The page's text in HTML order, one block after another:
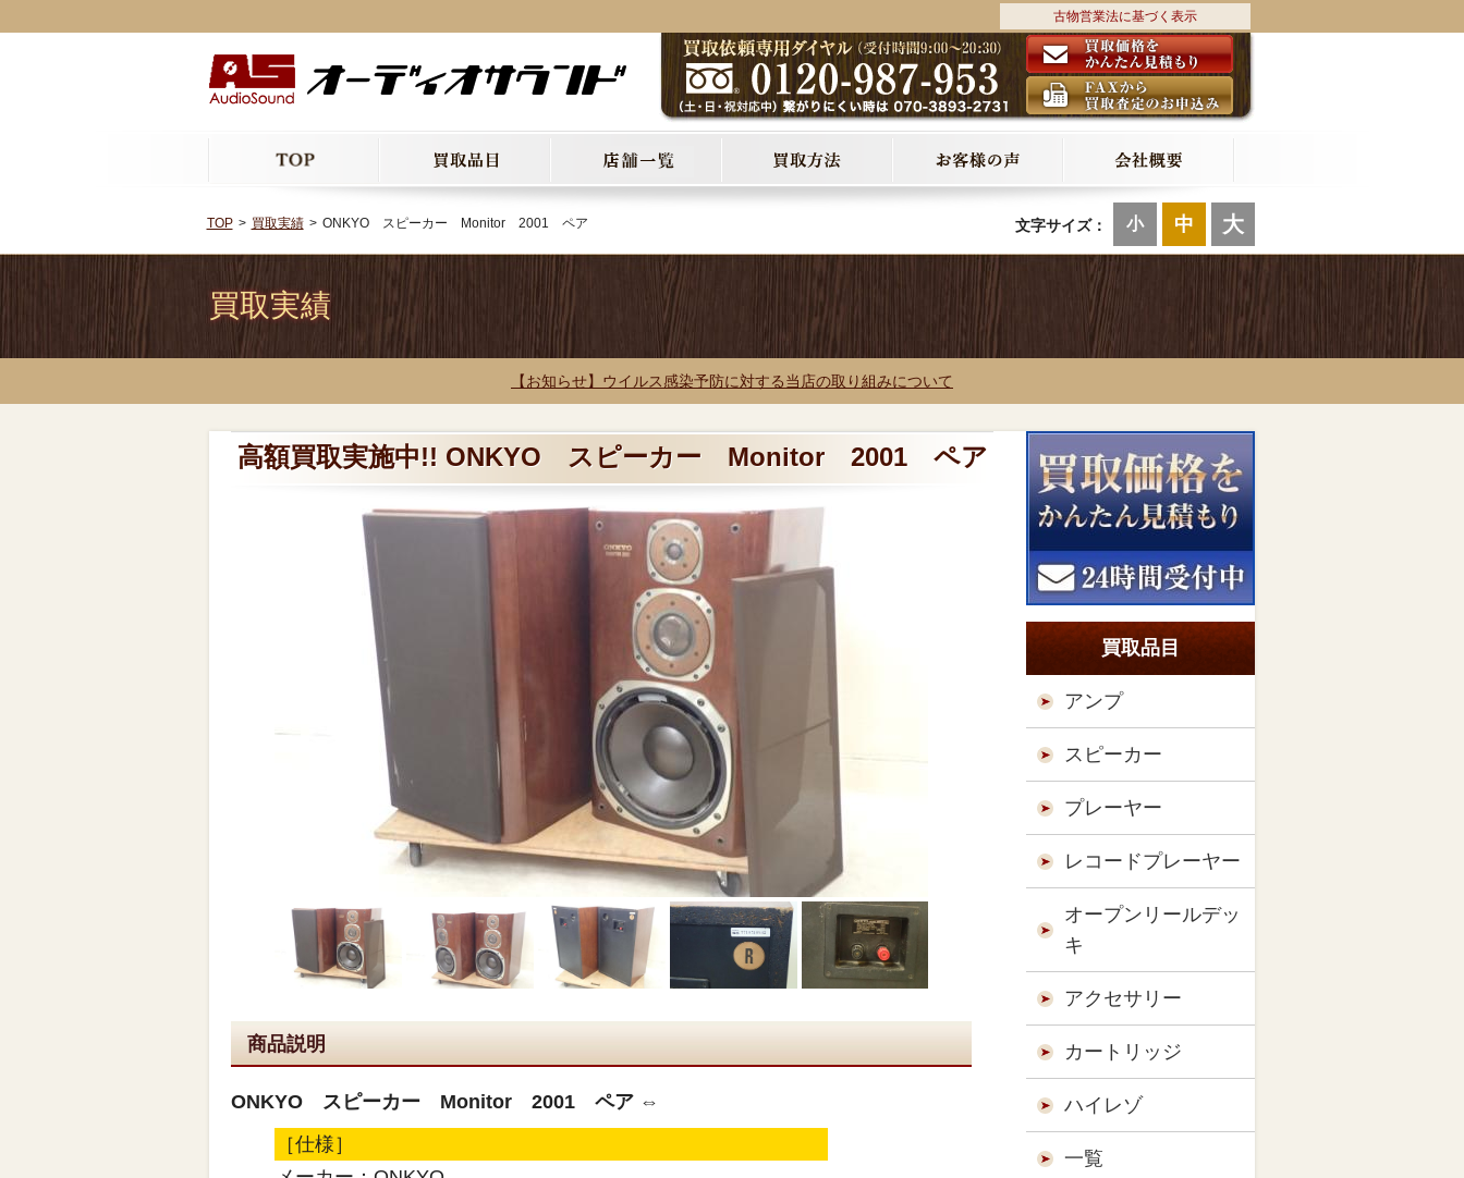
古物営業法に基づく表示
文字サイズ： 小 中 大
TOP 買取実績 ONKYO スピーカー Monitor 2001 ペア
買取実績
【お知らせ】ウイルス感染予防に対する当店の取り組みについて
高額買取実施中!! ONKYO スピーカー Monitor 2001 ペア
商品説明
ONKYO スピーカー Monitor 2001 ペア ⇔
［仕様］
買取品目
アンプ
スピーカー
プレーヤー
レコードプレーヤー
オープンリールデッ
キ
アクセサリー
カートリッジ
ハイレゾ
一覧